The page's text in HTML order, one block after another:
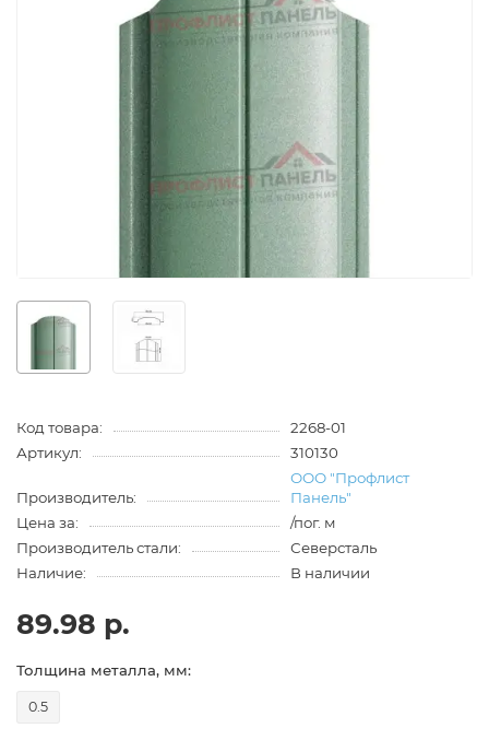
Код товара:
2268-01
Артикул:
310130
Производитель:
ООО "Профлист
Панель"
Цена за:
/пог. м
Производитель стали:
Северсталь
Наличие:
В наличии
89.98 р.
Толщина металла, мм:
0.5